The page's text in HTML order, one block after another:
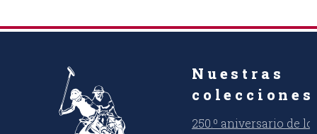
Nuestras
colecciones
250.º aniversario de